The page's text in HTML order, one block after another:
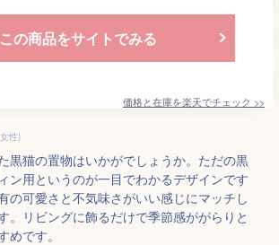
この商品をサイトでみる
価格と在庫を楽天でチェック >>
性)
黒猫の置物はいかがでしょうか。ただの黒
ン用というのが一目でわかるデザインです
の可愛さと不気味さがいい感じにマッチし
。リビングに飾るだけで季節感ががらりと
めです。